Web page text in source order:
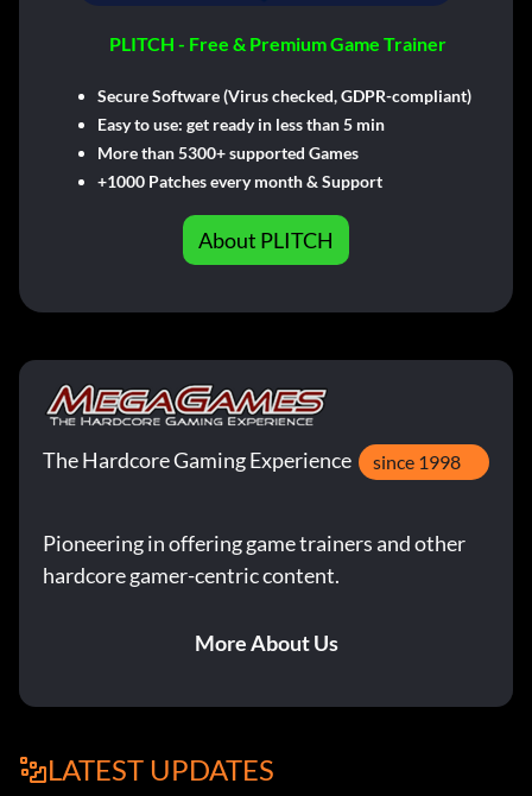
PLITCH - Free & Premium Game Trainer
Secure Software (Virus checked, GDPR-compliant)
Easy to use: get ready in less than 5 min
More than 5300+ supported Games
+1000 Patches every month & Support
About PLITCH
The Hardcore Gaming Experience since 1998
Pioneering in offering game trainers and other
hardcore gamer-centric content.
More About Us
LATEST UPDATES